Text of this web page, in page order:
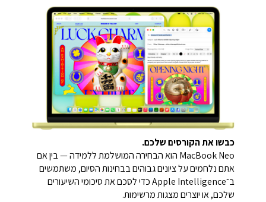
כבשו את הקורסים שלכם.
MacBook Neo הוא הבחירה המושלמת ללמידה — בין אם
אתם נלחמים על ציונים גבוהים בבחינות הסיום, משתמשים
ב־Apple Intelligence כדי לסכם את סיכומי השיעורים
שלכם, או יוצרים מצגות מרשימות.